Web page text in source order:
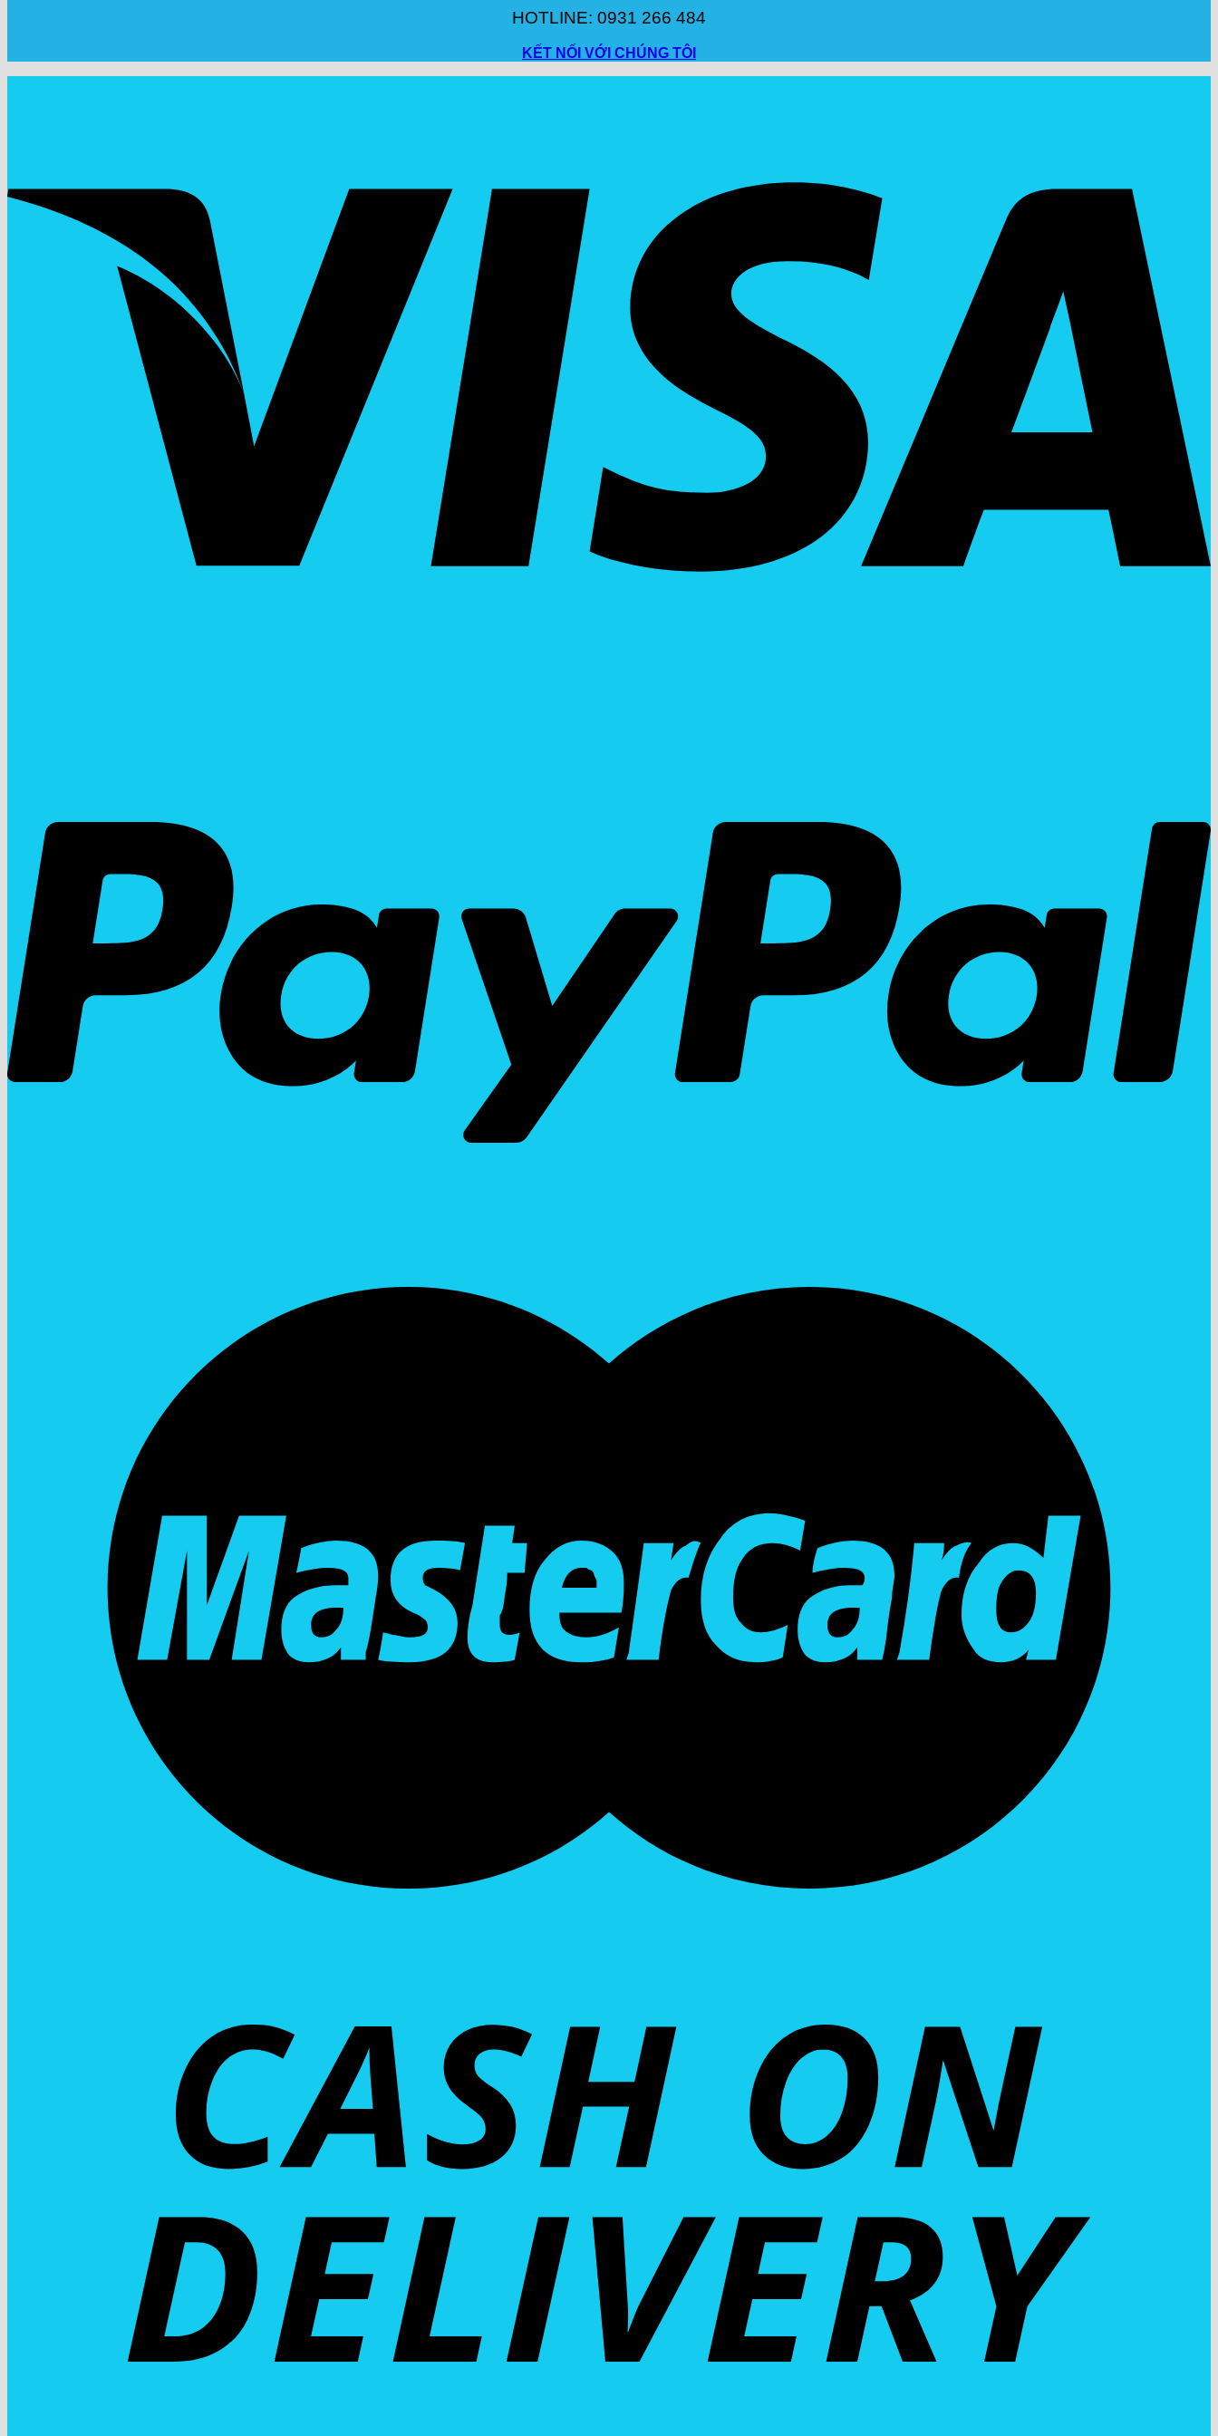
HOTLINE: 0931 266 484
KẾT NỐI VỚI CHÚNG TÔI